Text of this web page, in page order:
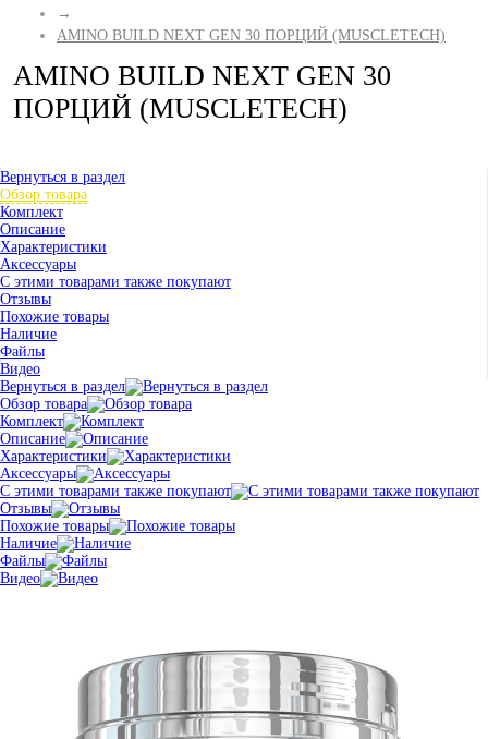
→
AMINO BUILD NEXT GEN 30 ПОРЦИЙ (MUSCLETECH)
AMINO BUILD NEXT GEN 30
ПОРЦИЙ (MUSCLETECH)
Вернуться в раздел
Обзор товара
Комплект
Описание
Характеристики
Аксессуары
С этими товарами также покупают
Отзывы
Похожие товары
Наличие
Файлы
Видео
Вернуться в раздел
Обзор товара
Комплект
Описание
Характеристики
Аксессуары
С этими товарами также покупают
Отзывы
Похожие товары
Наличие
Файлы
Видео